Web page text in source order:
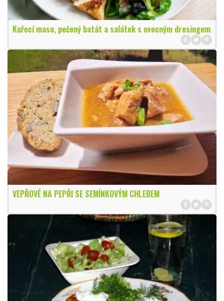
Kuřecí maso, pečený batát a salátek s ovocným dresingem
VEPŘOVÉ NA PEPŘI SE SEMÍNKOVÝM CHLEBEM